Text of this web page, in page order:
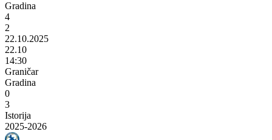
Gradina
4
2
22.10.2025
22.10
14:30
Graničar
Gradina
0
3
Istorija
2025-2026